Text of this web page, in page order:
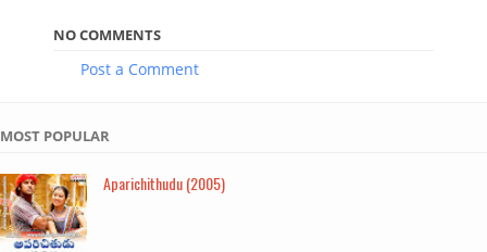
NO COMMENTS
Post a Comment
MOST POPULAR
Aparichithudu (2005)